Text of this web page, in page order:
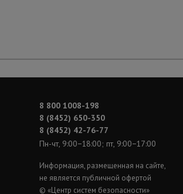
8 800 1008-198
8 (8452) 650-350
8 (8452) 42-76-77
Пн-чт, 9:00−18:00; пт, 9:00−17:00
Информация, размещенная на сайте,
не является публичной офертой
© «Центр систем безопасности»